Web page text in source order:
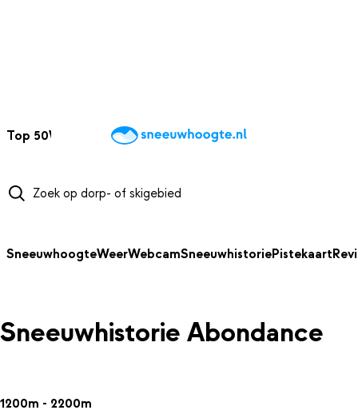
Top 50Webcams WintersportweerKaarten
SneeuwhoogteWeerWebcamSneeuwhistoriePistekaart
Sneeuwhistorie Abondance
1200m - 2200m